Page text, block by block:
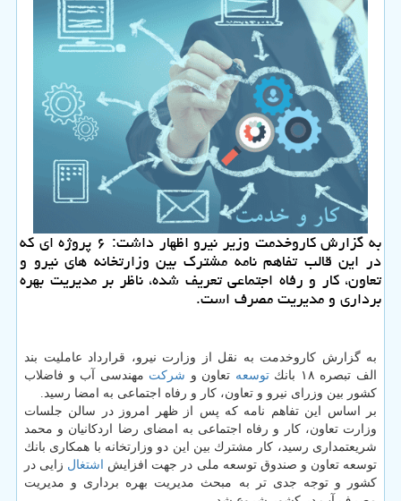
به گزارش كاروخدمت وزیر نیرو اظهار داشت: ۶ پروژه ای كه
در این قالب تفاهم نامه مشترك بین وزارتخانه های نیرو و
تعاون، كار و رفاه اجتماعی تعریف شده، ناظر بر مدیریت بهره
برداری و مدیریت مصرف است.
به گزارش كاروخدمت به نقل از وزارت نیرو، قرارداد عاملیت بند
الف تبصره ۱۸ بانك
توسعه تعاون و شركت مهندسی آب و فاضلاب
كشور بین وزرای نیرو و تعاون، كار و رفاه اجتماعی به امضا رسید.
بر اساس این تفاهم نامه كه پس از ظهر امروز در سالن جلسات
وزارت تعاون، كار و رفاه اجتماعی به امضای رضا اردكانیان و محمد
شریعتمداری رسید، كار مشترك بین این دو وزارتخانه با همكاری بانك
توسعه تعاون و صندوق توسعه ملی در جهت افزایش اشتغال زایی در
كشور و توجه جدی تر به مبحث مدیریت بهره برداری و مدیریت